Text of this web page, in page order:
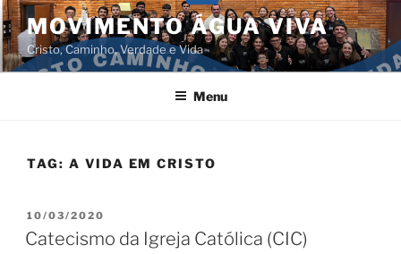
Pular
para
o
conteúdo
MOVIMENTO ÁGUA VIVA
Cristo, Caminho, Verdade e Vida
Menu
TAG: A VIDA EM CRISTO
PUBLICADO
EM
10/03/2020
Catecismo da Igreja Católica (CIC)